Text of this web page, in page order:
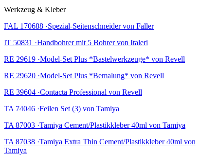
Werkzeug & Kleber
FAL 170688 ·Spezial-Seitenschneider von Faller
IT 50831 ·Handbohrer mit 5 Bohrer von Italeri
RE 29619 ·Model-Set Plus *Bastelwerkzeuge* von Revell
RE 29620 ·Model-Set Plus *Bemalung* von Revell
RE 39604 ·Contacta Professional von Revell
TA 74046 ·Feilen Set (3) von Tamiya
TA 87003 ·Tamiya Cement/Plastikkleber 40ml von Tamiya
TA 87038 ·Tamiya Extra Thin Cement/Plastikkleber 40ml von
Tamiya